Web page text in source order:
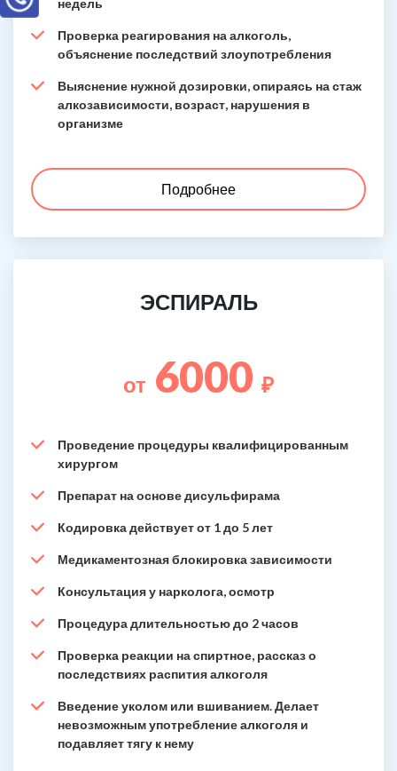
недель
Проверка реагирования на алкоголь,
объяснение последствий злоупотребления
Выяснение нужной дозировки, опираясь на стаж
алкозависимости, возраст, нарушения в
организме
Подробнее
ЭСПИРАЛЬ
от 6000 ₽
Проведение процедуры квалифицированным
хирургом
Препарат на основе дисульфирама
Кодировка действует от 1 до 5 лет
Медикаментозная блокировка зависимости
Консультация у нарколога, осмотр
Процедура длительностью до 2 часов
Проверка реакции на спиртное, рассказ о
последствиях распития алкоголя
Введение уколом или вшиванием. Делает
невозможным употребление алкоголя и
подавляет тягу к нему